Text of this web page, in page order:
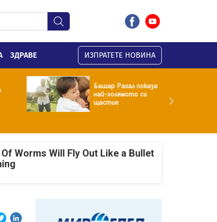
ЗДРАВЕ ИЗПРАТЕТЕ НОВИНА
Башар Рахал показа
най-голямото си
щастие
Worms Will Fly Out Like a Bullet